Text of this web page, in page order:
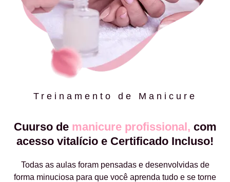
Treinamento de Manicure
Cuurso de manicure profissional, com
acesso vitalício e Certificado Incluso!
Todas as aulas foram pensadas e desenvolvidas de
forma minuciosa para que você aprenda tudo e se torne